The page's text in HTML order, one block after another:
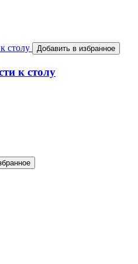
Добавить в избранное
к столу